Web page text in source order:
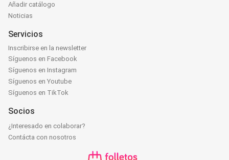
Añadir catálogo
Noticias
Servicios
Inscribirse en la newsletter
Síguenos en Facebook
Síguenos en Instagram
Síguenos en Youtube
Síguenos en TikTok
Socios
¿Interesado en colaborar?
Contácta con nosotros